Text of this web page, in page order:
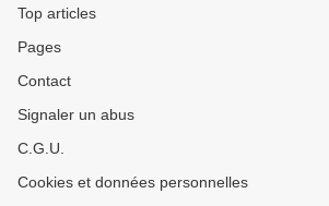
Top articles
Pages
Contact
Signaler un abus
C.G.U.
Cookies et données personnelles